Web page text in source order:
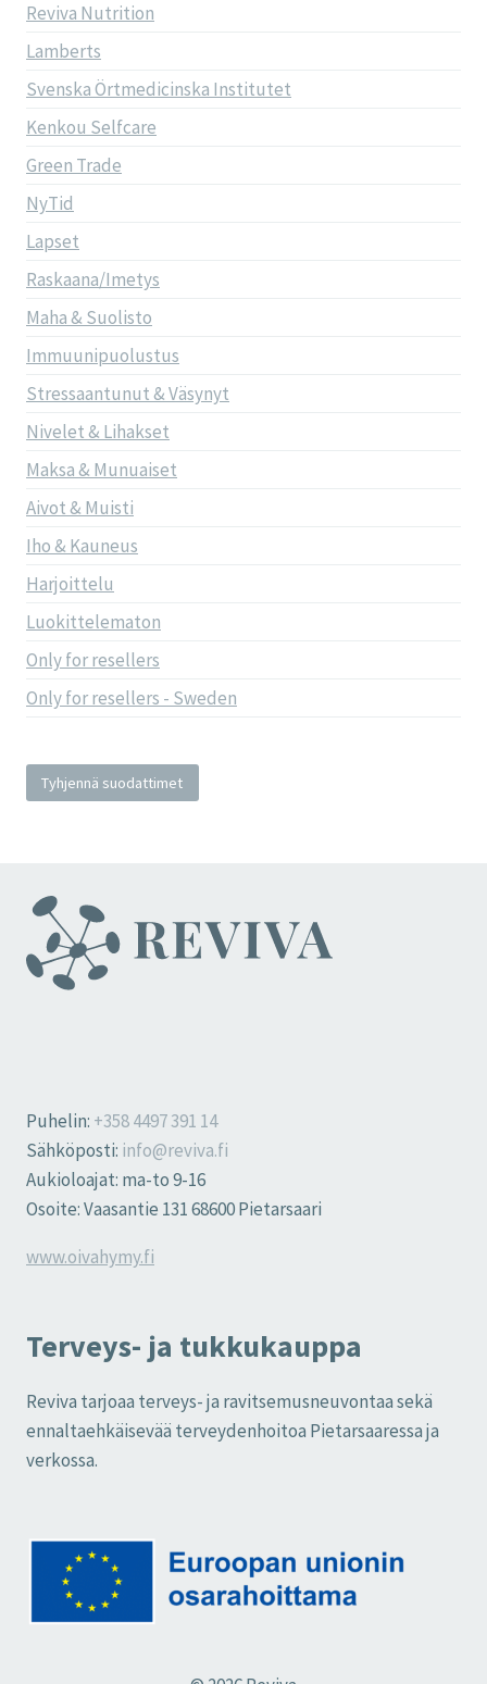
Reviva Nutrition
Lamberts
Svenska Örtmedicinska Institutet
Kenkou Selfcare
Green Trade
NyTid
Lapset
Raskaana/Imetys
Maha & Suolisto
Immuunipuolustus
Stressaantunut & Väsynyt
Nivelet & Lihakset
Maksa & Munuaiset
Aivot & Muisti
Iho & Kauneus
Harjoittelu
Luokittelematon
Only for resellers
Only for resellers - Sweden
Tyhjennä suodattimet
Puhelin: +358 4497 391 14
Sähköposti: info@reviva.fi
Aukioloajat: ma-to 9-16
Osoite: Vaasantie 131 68600 Pietarsaari
www.oivahymy.fi
Terveys- ja tukkukauppa
Reviva tarjoaa terveys- ja ravitsemusneuvontaa sekä
ennaltaehkäisevää terveydenhoitoa Pietarsaaressa ja
verkossa.